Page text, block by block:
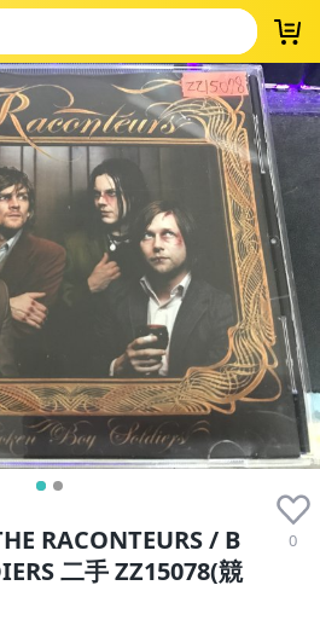
RACONTEURS / B
二手 ZZ15078(競
0